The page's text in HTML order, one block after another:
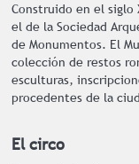
Construido en el siglo
el de la Sociedad
de Monumentos. El
colección de restos
esculturas,
procedentes de la
El circo